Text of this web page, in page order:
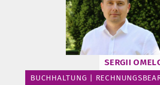
STUDIERENDENPORTAL
REGION UND FREIZEIT
LEITUNG & MITARBEITENDE
FRIEDENSAU-MEDIA
ALUMNI
PRESSE­INFORMATIONEN
KARRIERE
SERGII
BUCHHALTUNG |